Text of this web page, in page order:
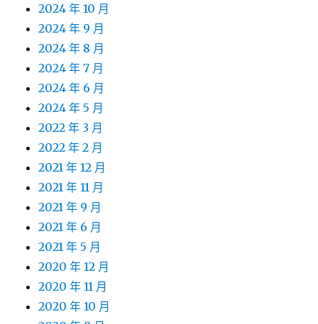
2024 年 10 月
2024 年 9 月
2024 年 8 月
2024 年 7 月
2024 年 6 月
2024 年 5 月
2022 年 3 月
2022 年 2 月
2021 年 12 月
2021 年 11 月
2021 年 9 月
2021 年 6 月
2021 年 5 月
2020 年 12 月
2020 年 11 月
2020 年 10 月